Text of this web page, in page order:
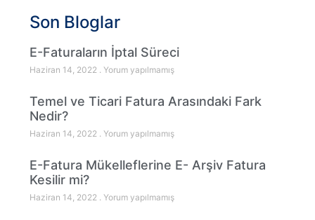
Son Bloglar
E-Faturaların İptal Süreci
Haziran 14, 2022 Yorum yapılmamış
Temel ve Ticari Fatura Arasındaki Fark
Nedir?
Haziran 14, 2022 Yorum yapılmamış
E-Fatura Mükelleflerine E- Arşiv Fatura
Kesilir mi?
Haziran 14, 2022 Yorum yapılmamış